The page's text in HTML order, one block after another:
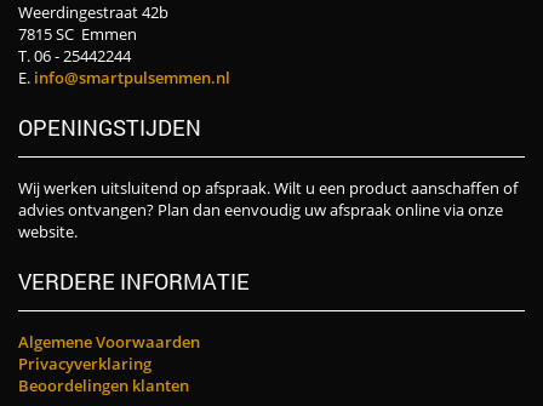
Weerdingestraat 42b
7815 SC Emmen
T. 06 - 25442244
E. info@smartpulsemmen.nl
OPENINGSTIJDEN
Wij werken uitsluitend op afspraak. Wilt u een product aanschaffen of
advies ontvangen? Plan dan eenvoudig uw afspraak online via onze
website.
VERDERE INFORMATIE
Algemene Voorwaarden
Privacyverklaring
Beoordelingen klanten